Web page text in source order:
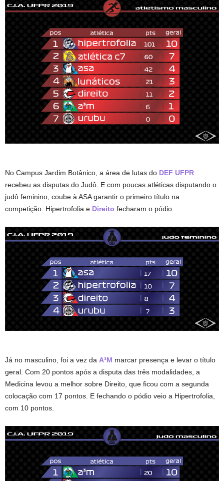
No Campus Jardim Botânico, a área de lutas do DEF UFPR
recebeu as disputas do Judô. E com poucas atléticas disputando o
judô feminino, coube à ASA garantir o primeiro título na
competição. Hipertrofolia e Direito fecharam o pódio.
Já no masculino, foi a vez da A³M marcar presença e levar o título
geral. Com 20 pontos após a disputa das três modalidades, a
Medicina levou a melhor sobre Direito, que ficou com a segunda
colocação com 17 pontos. E fechando o pódio veio a Hipertrofolia,
com 10 pontos.